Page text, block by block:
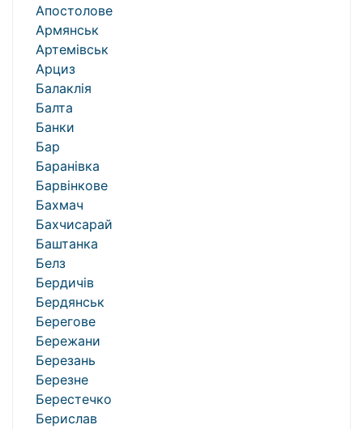
Апостолове
Армянськ
Артемівськ
Арциз
Балаклія
Балта
Банки
Бар
Баранівка
Барвінкове
Бахмач
Бахчисарай
Баштанка
Белз
Бердичів
Бердянськ
Берегове
Бережани
Березань
Березне
Берестечко
Берислав